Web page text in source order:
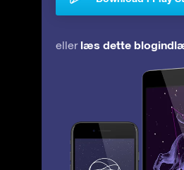
eller læs dette